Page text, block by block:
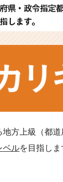
方上級（都
ベルを目指しま